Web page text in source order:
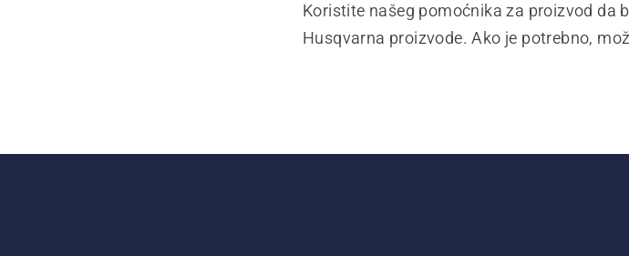
Koristite našeg pomoćnika za proizvod da
Husqvarna proizvode. Ako je potrebno,